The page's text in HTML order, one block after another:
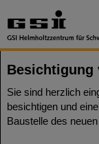
Besichtigung
Sie sind herzlich
besichtigen und
Baustelle des